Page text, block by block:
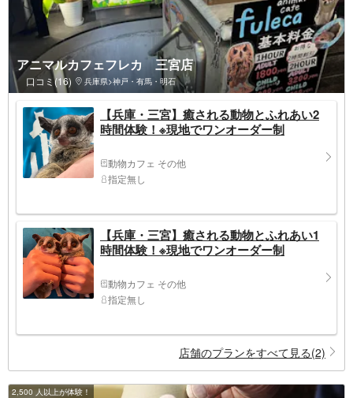
アニマルカフェフレカ 三宮店
口コミ(16) 兵庫県>神戸・有馬・明石
【兵庫・三宮】癒される動物とふれあい2
時間体験！※現地でワンオーダー制
動物カフェ その他
指定無し
【兵庫・三宮】癒される動物とふれあい1
時間体験！※現地でワンオーダー制
動物カフェ その他
指定無し
店舗のプランをすべて見る(2)
2,500 人以上が体験！